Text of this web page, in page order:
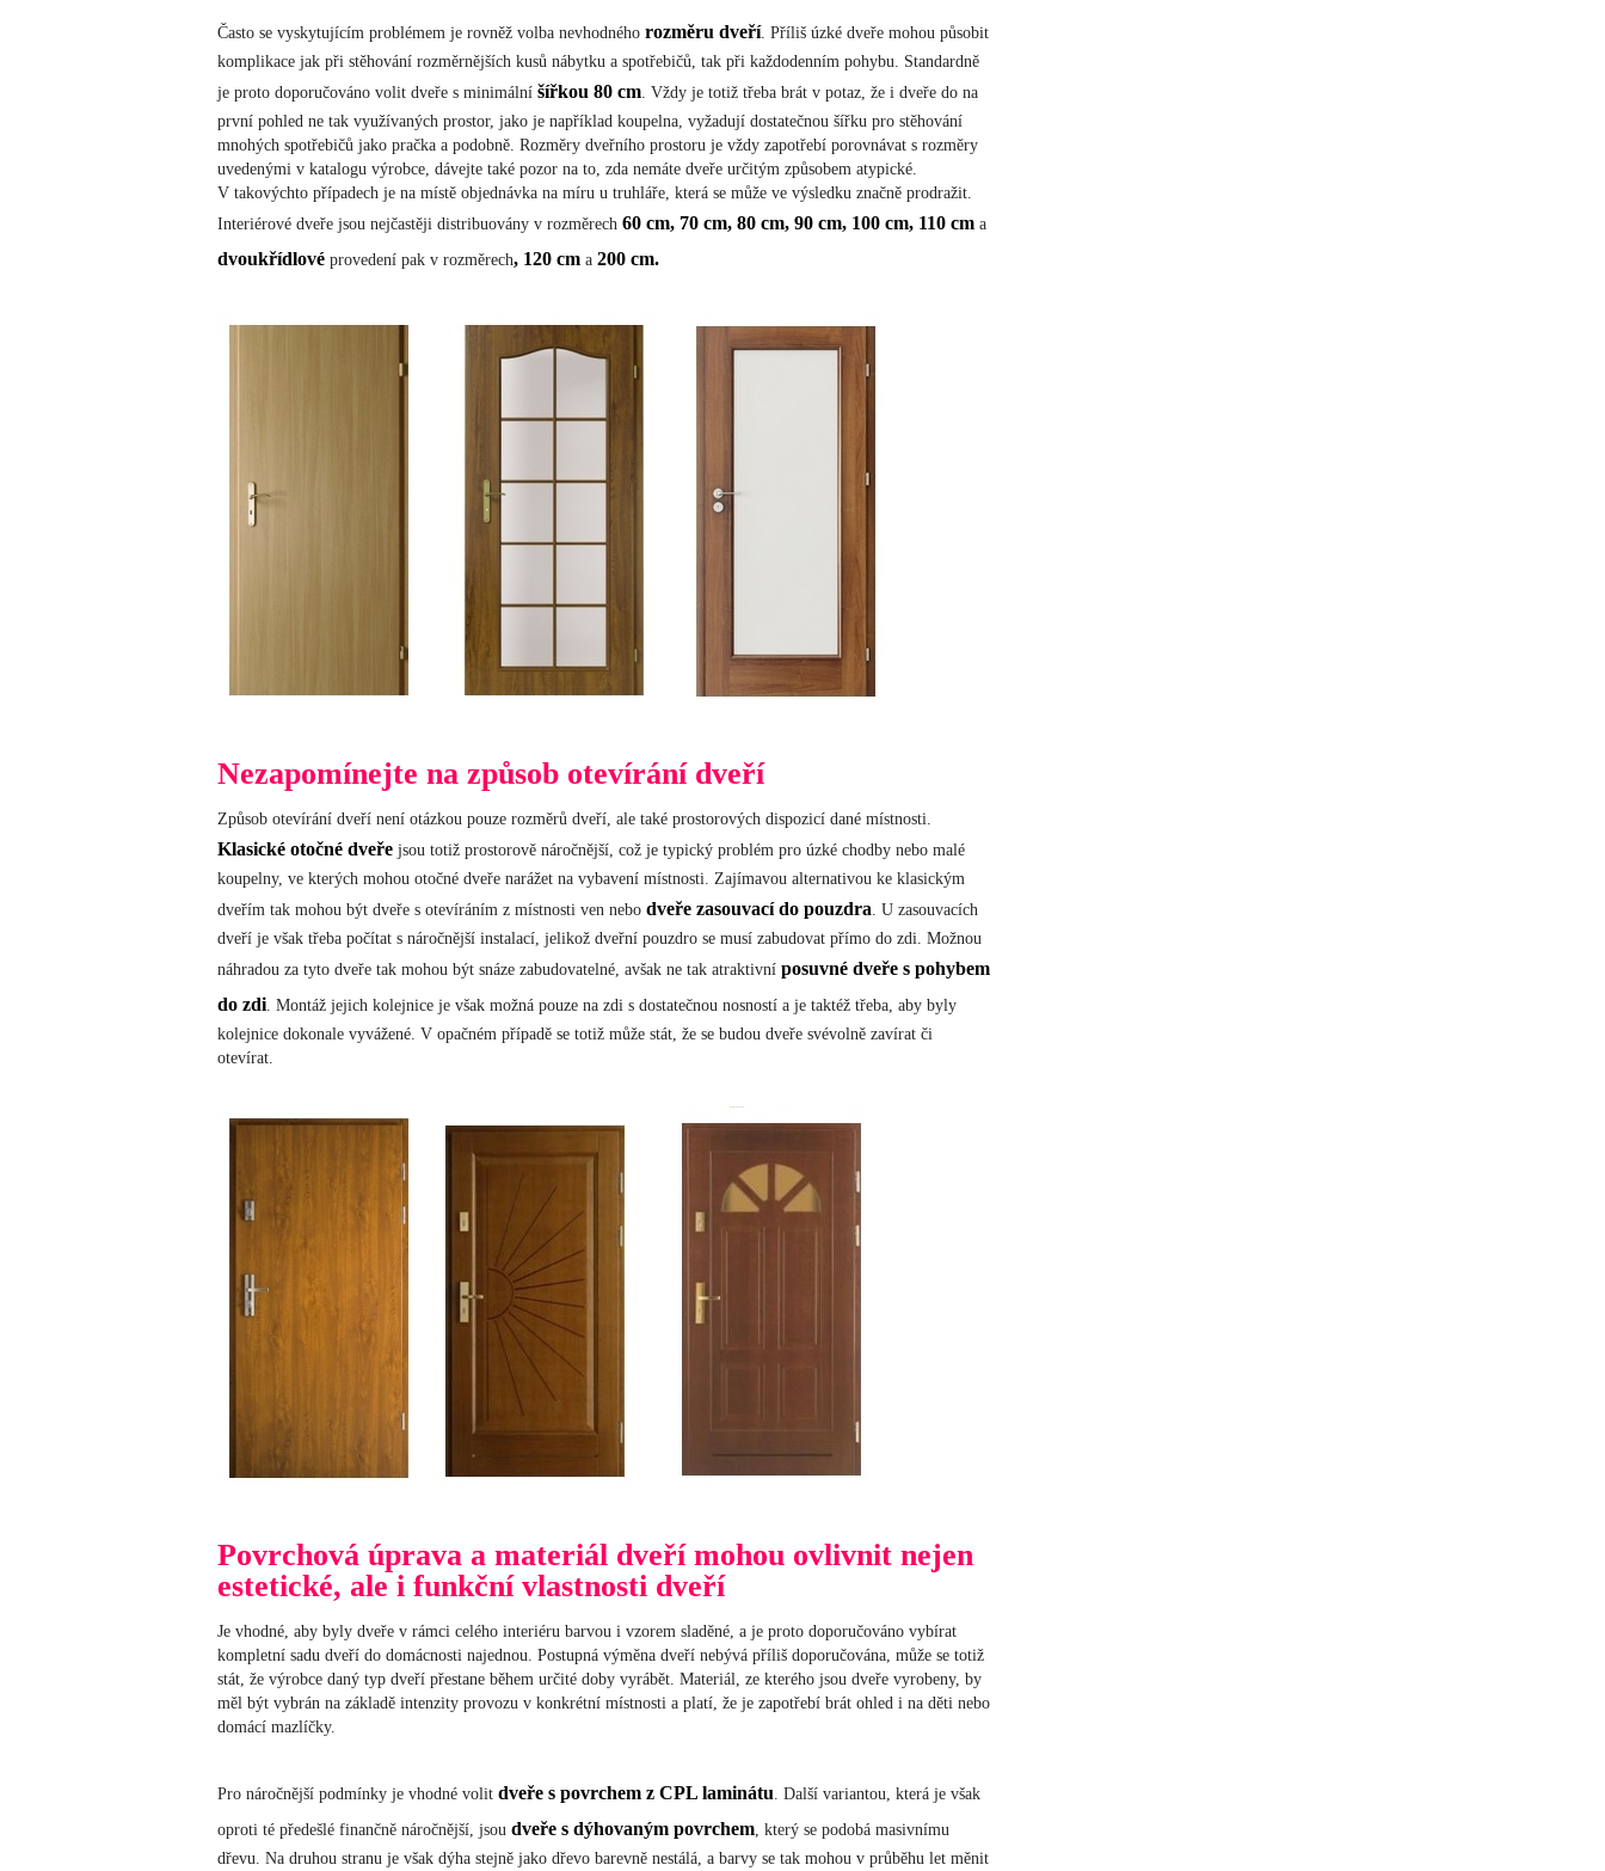
Často se vyskytujícím problémem je rovněž volba nevhodného rozměru dveří . Příliš úzké dveře mohou působit
komplikace jak při stěhování rozměrnějších kusů nábytku a spotřebičů, tak při každodenním pohybu. Standardně
je proto doporučováno volit dveře s minimální šířkou 80 cm . Vždy je totiž třeba brát v potaz, že i dveře do na
první pohled ne tak využívaných prostor, jako je například koupelna, vyžadují dostatečnou šířku pro stěhování
mnohých spotřebičů jako pračka a podobně. Rozměry dveřního prostoru je vždy zapotřebí porovnávat s rozměry
uvedenými v katalogu výrobce, dávejte také pozor na to, zda nemáte dveře určitým způsobem atypické.
V takovýchto případech je na místě objednávka na míru u truhláře, která se může ve výsledku značně prodražit.
Interiérové dveře jsou nejčastěji distribuovány v rozměrech 60 cm, 70 cm, 80 cm, 90 cm, 100 cm, 110 cm a
dvoukřídlové provedení pak v rozměrech, 120 cm a 200 cm.
Nezapomínejte na způsob otevírání dveří
Způsob otevírání dveří není otázkou pouze rozměrů dveří, ale také prostorových dispozicí dané místnosti.
Klasické otočné dveře jsou totiž prostorově náročnější, což je typický problém pro úzké chodby nebo malé
koupelny, ve kterých mohou otočné dveře narážet na vybavení místnosti. Zajímavou alternativou ke klasickým
dveřím tak mohou být dveře s otevíráním z místnosti ven nebo dveře zasouvací do pouzdra . U zasouvacích
dveří je však třeba počítat s náročnější instalací, jelikož dveřní pouzdro se musí zabudovat přímo do zdi. Možnou
náhradou za tyto dveře tak mohou být snáze zabudovatelné, avšak ne tak atraktivní posuvné dveře s pohybem
do zdi . Montáž jejich kolejnice je však možná pouze na zdi s dostatečnou nosností a je taktéž třeba, aby byly
kolejnice dokonale vyvážené. V opačném případě se totiž může stát, že se budou dveře svévolně zavírat či
otevírat.
Povrchová úprava a materiál dveří mohou ovlivnit nejen
estetické, ale i funkční vlastnosti dveří
Je vhodné, aby byly dveře v rámci celého interiéru barvou i vzorem sladěné, a je proto doporučováno vybírat
kompletní sadu dveří do domácnosti najednou. Postupná výměna dveří nebývá příliš doporučována, může se totiž
stát, že výrobce daný typ dveří přestane během určité doby vyrábět. Materiál, ze kterého jsou dveře vyrobeny, by
měl být vybrán na základě intenzity provozu v konkrétní místnosti a platí, že je zapotřebí brát ohled i na děti nebo
domácí mazlíčky.
Pro náročnější podmínky je vhodné volit dveře s povrchem z CPL laminátu . Další variantou, která je však
oproti té předešlé finančně náročnější, jsou dveře s dýhovaným povrchem , který se podobá masivnímu
dřevu. Na druhou stranu je však dýha stejně jako dřevo barevně nestálá, a barvy se tak mohou v průběhu let měnit